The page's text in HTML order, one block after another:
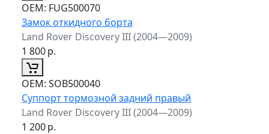
ОЕМ: FUG500070
Замок откидного борта
Land Rover Discovery III (2004—2009)
1 800р.
ОЕМ: SOB500040
Суппорт тормозной задний правый
Land Rover Discovery III (2004—2009)
1 200р.